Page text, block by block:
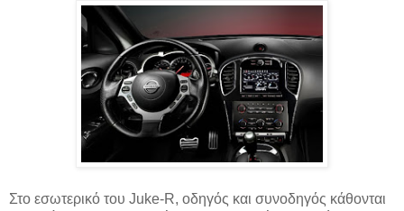
Στο εσωτερικό του Juke-R, οδηγός και συνοδηγός κάθονται